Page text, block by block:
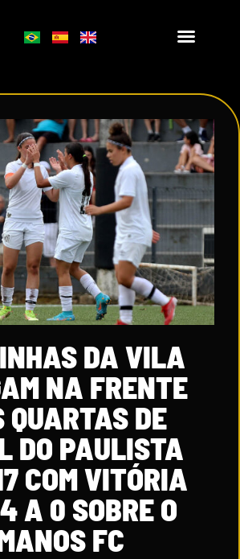
DA VILA
NA FRENTE
QUARTAS DE
DO PAULISTA
COM VITÓRIA
A 0 SOBRE O
FC